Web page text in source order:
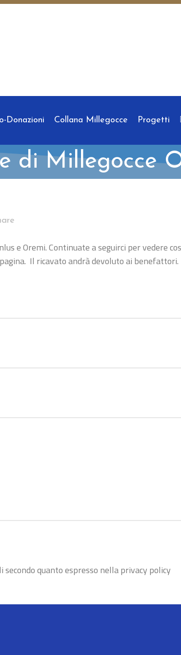
Donazioni Collana Millegocce Progetti
di Millegocce
e Oremi. Continuate a seguirci per vedere
Il ricavato andrà devoluto ai benefattori.
quanto espresso nella privacy policy